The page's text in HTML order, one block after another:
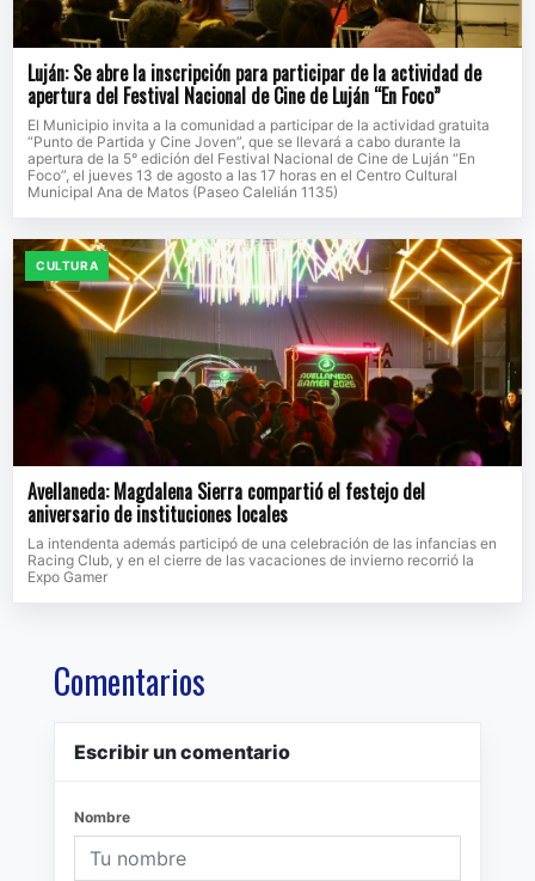
Luján: Se abre la inscripción para participar de la actividad de
apertura del Festival Nacional de Cine de Luján “En Foco”
El Municipio invita a la comunidad a participar de la actividad gratuita
“Punto de Partida y Cine Joven”, que se llevará a cabo durante la
apertura de la 5° edición del Festival Nacional de Cine de Luján “En
Foco”, el jueves 13 de agosto a las 17 horas en el Centro Cultural
Municipal Ana de Matos (Paseo Calelián 1135)
CULTURA
Avellaneda: Magdalena Sierra compartió el festejo del
aniversario de instituciones locales
La intendenta además participó de una celebración de las infancias en
Racing Club, y en el cierre de las vacaciones de invierno recorrió la
Expo Gamer
Comentarios
Escribir un comentario
Nombre